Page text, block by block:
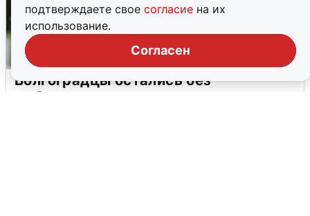
подтверждаете свое согласие на их
использование.
Согласен
Волгоградцы остались без
мобильного интернета